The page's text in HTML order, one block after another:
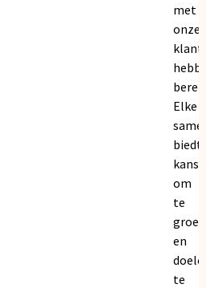
met
onze
Elke
biedt
om
te
en
te